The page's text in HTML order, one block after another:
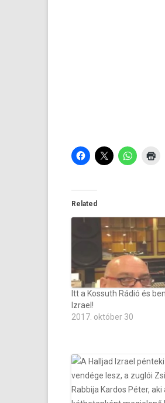
Related
Itt a Kossuth Rádió és
Izrael!
2017. október 30